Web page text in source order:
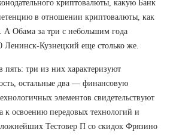
криптовалюты, какую Банк
в отношении криптовалюты, как
А Обама за три с небольшим года
Ленинск-Кузнецкий еще столько же.
пять: три из них характеризуют
остальные два — финансовую
элементов свидетельствуют
к освоению передовых технологий и
Тестовер П со скидок Фрязино